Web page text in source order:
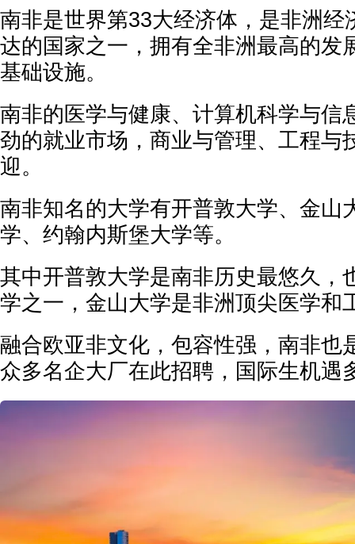
南非是世界第33大经济体，是非洲经
达的国家之一，拥有全非洲最高的发
基础设施。
南非的医学与健康、计算机科学与信
劲的就业市场，商业与管理、工程与
迎。
南非知名的大学有开普敦大学、金山
学、约翰内斯堡大学等。
其中开普敦大学是南非历史最悠久，
学之一，金山大学是非洲顶尖医学和
融合欧亚非文化，包容性强，南非也
众多名企大厂在此招聘，国际生机遇